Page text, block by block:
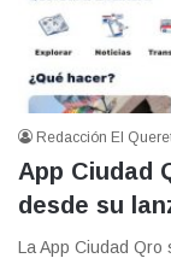
Redacción El
App Ciudad
desde su
La App Ciudad